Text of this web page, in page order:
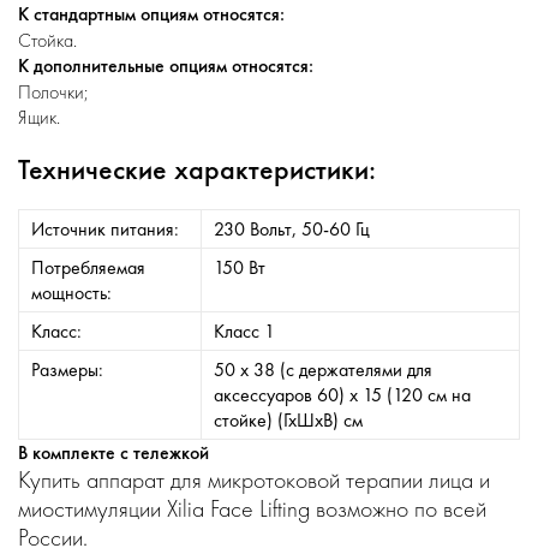
К стандартным опциям относятся:
Стойка.
К дополнительные опциям относятся:
Полочки;
Ящик.
Технические характеристики:
Источник питания:
230 Вольт, 50-60 Гц
Потребляемая
мощность:
150 Вт
Класс:
Класс 1
Размеры:
50 х 38 (с держателями для
аксессуаров 60) х 15 (120 см на
стойке) (ГхШхВ) см
В комплекте с тележкой
Купить аппарат для микротоковой терапии лица и
миостимуляции Xilia Face Lifting возможно по всей
России.